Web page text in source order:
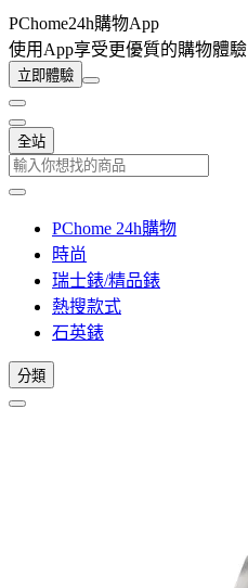
PChome24h購物App
使用App享受更優質的購物體驗
立即體驗
全站
PChome 24h購物
時尚
瑞士錶/精品錶
熱搜款式
石英錶
分類